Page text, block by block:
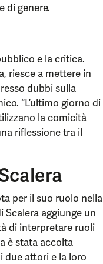
di genere.
e la critica.
riesce a mettere in
dubbi sulla
“L’ultimo giorno di
la comicità
riflessione tra il
per il suo ruolo nella
Scalera aggiunge un
di interpretare ruoli
è stata accolta
due attori e la loro